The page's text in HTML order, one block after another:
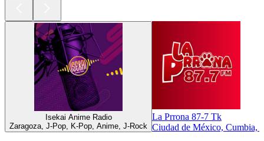
Isekai Anime Radio
Zaragoza, J-Pop, K-Pop, Anime, J-Rock
La Prrona 87-7 Tk
Ciudad de México, Cumbia,